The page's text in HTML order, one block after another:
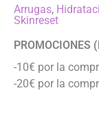
Bioenergética
(Sérum
y
Timexpert
Arrugas,
Skinreset
-10€ por la
-20€ por la